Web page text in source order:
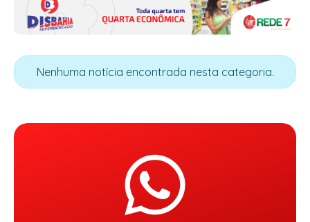
Nenhuma notícia encontrada nesta categoria.